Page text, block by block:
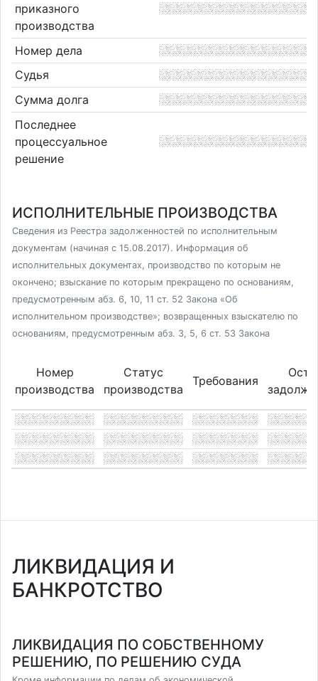
приказного
производства
Номер дела
Судья
Сумма долга
Последнее
процессуальное
решение
ИСПОЛНИТЕЛЬНЫЕ ПРОИЗВОДСТВА
Сведения из Реестра задолженностей по исполнительным
документам (начиная с 15.08.2017). Информация об
исполнительных документах, производство по которым не
окончено; взыскание по которым прекращено по основаниям,
предусмотренным абз. 6, 10, 11 ст. 52 Закона «Об
исполнительном производстве»; возвращенных взыскателю по
основаниям, предусмотренным абз. 3, 5, 6 ст. 53 Закона
Номер
производства
Статус
производства
Требования
ЛИКВИДАЦИЯ И
БАНКРОТСТВО
ЛИКВИДАЦИЯ ПО СОБСТВЕННОМУ
РЕШЕНИЮ, ПО РЕШЕНИЮ СУДА